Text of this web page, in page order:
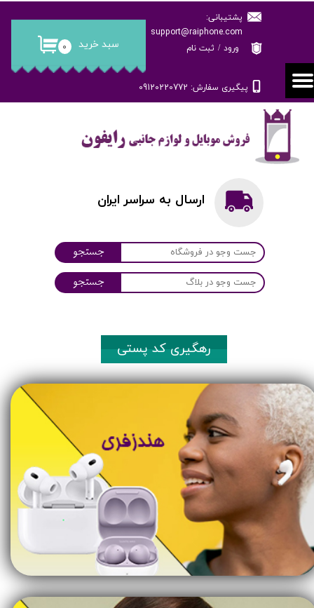
پشتیبانی:
support@raiphone.com
پیگیری سفارش: 09120220772
۰ سبد خرید ورود / ثبت نام
حساب کاربری من
تغییر گذر واژه
سفارشات
خروج از حساب کاربری
جستجو
جستجو
ارسال به سراسر ایران
رهگیری کد پستی